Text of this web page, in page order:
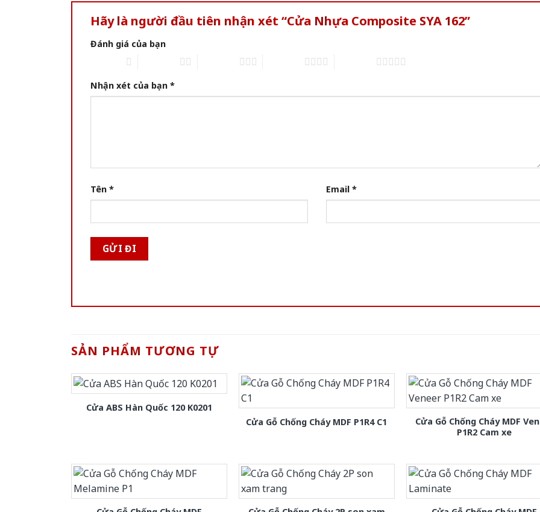
Hãy là người đầu tiên nhận xét “Cửa Nhựa Composite SYA 162”
Đánh giá của bạn
Nhận xét của bạn *
Tên * Email *
SẢN PHẨM TƯƠNG TỰ
Cửa ABS Hàn Quốc 120 K0201
Cửa Gỗ Chống Cháy MDF P1R4 C1
Cửa Gỗ Chống Cháy MDF
P1R2 Cam xe